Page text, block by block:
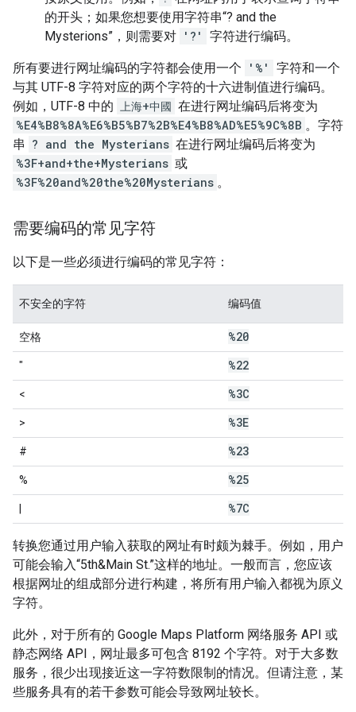
的开头；如果您想要使用字符串“? and the
Mysterions”，则需要对 '?' 字符进行编码。
所有要进行网址编码的字符都会使用一个 '%'
字符和一个
与其 UTF-8 字符对应的两个字符的十六进制值进行编码。
例如，UTF-8 中的 上海+中國 在进行网址编码后将变为
%E4%B8%8A%E6%B5%B7%2B%E4%B8%AD%E5%9C%8B 。字符
串 ? and the Mysterians 在进行网址编码后将变为
%3F+and+the+Mysterians 或
%3F%20and%20the%20Mysterians 。
需要编码的常见字符
以下是一些必须进行编码的常见字符：
不安全的字符 编码值
空格 %20
" %22
< %3C
> %3E
# %23
% %25
%7C
转换您通过用户输入获取的网址有时颇为棘手。例如，用户
可能会输入“5th&Main St.”这样的地址。一般而言，您应该
根据网址的组成部分进行构建，将所有用户输入都视为原义
字符。
此外，对于所有的 Google Maps Platform 网络服务 API 或
静态网络 API，网址最多可包含 8192 个字符。对于大多数
服务，很少出现接近这一字符数限制的情况。但请注意，某
些服务具有的若干参数可能会导致网址较长。